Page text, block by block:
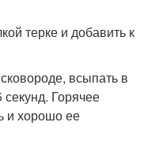
терке и добавить к
всыпать в
Горячее
и хорошо ее